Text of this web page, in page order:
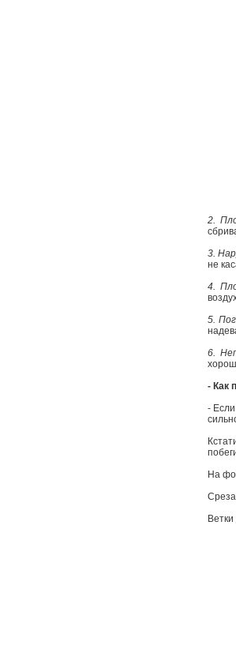
2.
3.
не
4.
5.
6.
- Как
-
На